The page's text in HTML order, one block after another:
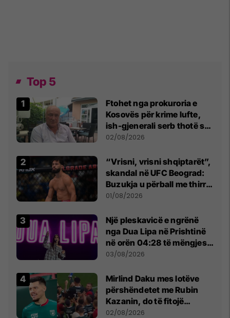
Top 5
Ftohet nga prokuroria e
Kosovës për krime lufte,
ish-gjenerali serb thotë se
dikush e tradhtoi në
02/08/2026
“Vrisni, vrisni shqiptarët”,
skandal në UFC Beograd:
Buzukja u përball me thirrje
anti-shqiptare nga
01/08/2026
Një pleskavicë e ngrënë
nga Dua Lipa në Prishtinë
në orën 04:28 të mëngjesit
- dhe bota digjitale serbe
03/08/2026
Mirlind Daku mes lotëve
përshëndetet me Rubin
Kazanin, do të fitojë
miliona te Spartak Moska
02/08/2026